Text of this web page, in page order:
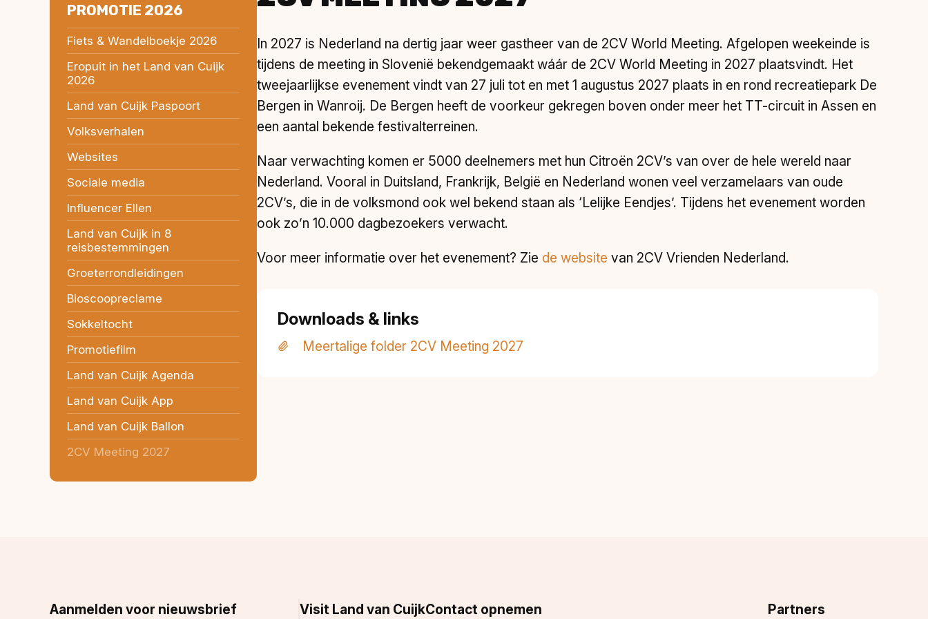
PROMOTIE 2026
Fiets & Wandelboekje 2026
Eropuit in het Land van Cuijk
2026
Land van Cuijk Paspoort
Volksverhalen
Websites
Sociale media
Influencer Ellen
Land van Cuijk in 8
reisbestemmingen
Groeterrondleidingen
Bioscoopreclame
Sokkeltocht
Promotiefilm
Land van Cuijk Agenda
Land van Cuijk App
Land van Cuijk Ballon
2CV Meeting 2027
In 2027 is Nederland na dertig jaar weer gastheer van de 2CV World Meeting. Afgelopen weekeinde is
tijdens de meeting in Slovenië bekendgemaakt wáár de 2CV World Meeting in 2027 plaatsvindt. Het
tweejaarlijkse evenement vindt van 27 juli tot en met 1 augustus 2027 plaats in en rond recreatiepark De
Bergen in Wanroij. De Bergen heeft de voorkeur gekregen boven onder meer het TT-circuit in Assen en
een aantal bekende festivalterreinen.
Naar verwachting komen er 5000 deelnemers met hun Citroën 2CV’s van over de hele wereld naar
Nederland. Vooral in Duitsland, Frankrijk, België en Nederland wonen veel verzamelaars van oude
2CV’s, die in de volksmond ook wel bekend staan als ‘Lelijke Eendjes’. Tijdens het evenement worden
ook zo’n 10.000 dagbezoekers verwacht.
Voor meer informatie over het evenement? Zie de website van 2CV Vrienden Nederland.
Downloads & links
Meertalige folder 2CV Meeting 2027
Aanmelden voor nieuwsbrief Visit Land van CuijkContact opnemen Partners